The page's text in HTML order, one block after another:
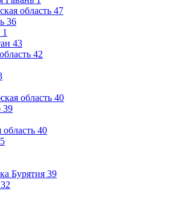
область 47
36
1
43
42
область 40
39
40
Бурятия 39
32